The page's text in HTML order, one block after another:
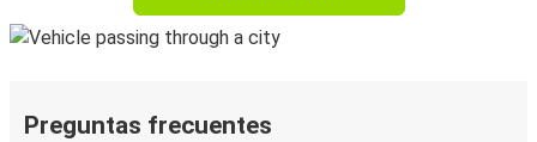
Preguntas frecuentes